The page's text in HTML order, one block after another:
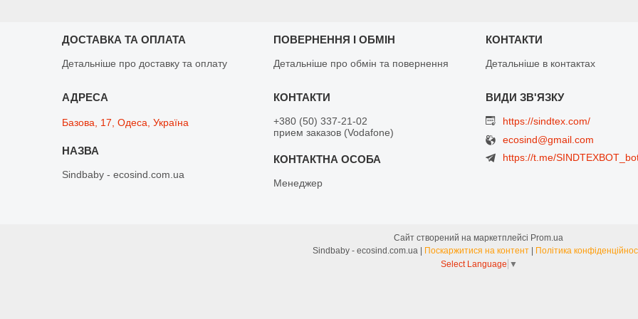
ДОСТАВКА ТА ОПЛАТА
Детальніше про доставку та оплату
ПОВЕРНЕННЯ І ОБМІН
Детальніше про обмін та повернення
КОНТАКТИ
Детальніше в контактах
Базова, 17, Одеса, Україна
Sindbaby - ecosind.com.ua
+380 (50) 337-21-02
прием заказов (Vodafone)
Менеджер
https://sindtex.com/
ecosind@gmail.com
https://t.me/
Сайт створений на маркетплейсі Prom.ua
Поскаржитися на контент
Політика
Select Language ▼